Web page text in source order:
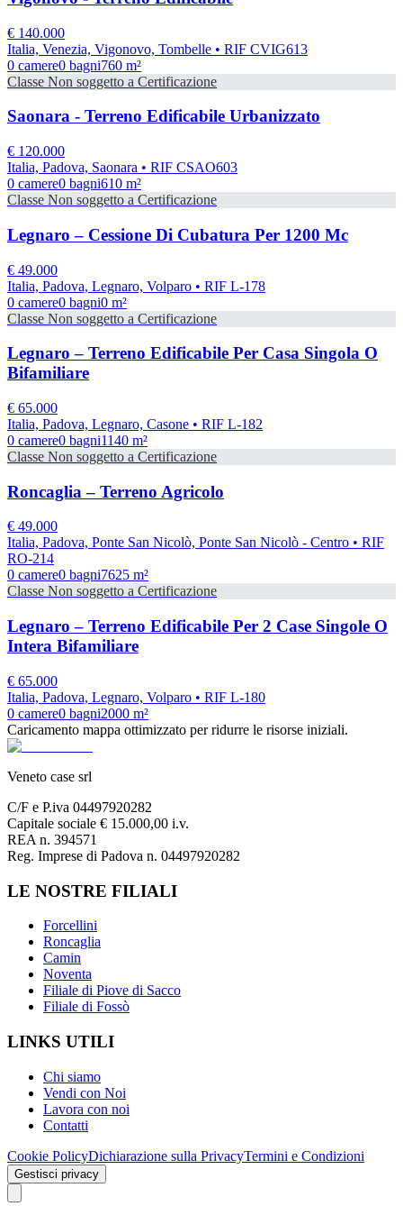
€ 140.000
Italia, Venezia, Vigonovo, Tombelle • RIF CVIG613
0 camere0 bagni760 m²
Classe Non soggetto a Certificazione
Saonara - Terreno Edificabile Urbanizzato
€ 120.000
Italia, Padova, Saonara • RIF CSAO603
0 camere0 bagni610 m²
Classe Non soggetto a Certificazione
Legnaro – Cessione Di Cubatura Per 1200 Mc
€ 49.000
Italia, Padova, Legnaro, Volparo • RIF L-178
0 camere0 bagni0 m²
Classe Non soggetto a Certificazione
Legnaro – Terreno Edificabile Per Casa Singola O
Bifamiliare
€ 65.000
Italia, Padova, Legnaro, Casone • RIF L-182
0 camere0 bagni1140 m²
Classe Non soggetto a Certificazione
Roncaglia – Terreno Agricolo
€ 49.000
Italia, Padova, Ponte San Nicolò, Ponte San Nicolò - Centro • RIF
RO-214
0 camere0 bagni7625 m²
Classe Non soggetto a Certificazione
Legnaro – Terreno Edificabile Per 2 Case Singole O
Intera Bifamiliare
€ 65.000
Italia, Padova, Legnaro, Volparo • RIF L-180
0 camere0 bagni2000 m²
Caricamento mappa ottimizzato per ridurre le risorse iniziali.
Veneto case srl
C/F e P.iva 04497920282
Capitale sociale € 15.000,00 i.v.
REA n. 394571
Reg. Imprese di Padova n. 04497920282
LE NOSTRE FILIALI
Forcellini
Roncaglia
Camin
Noventa
Filiale di Piove di Sacco
Filiale di Fossò
LINKS UTILI
Chi siamo
Vendi con Noi
Lavora con noi
Contatti
Cookie PolicyDichiarazione sulla PrivacyTermini e Condizioni
Gestisci privacy